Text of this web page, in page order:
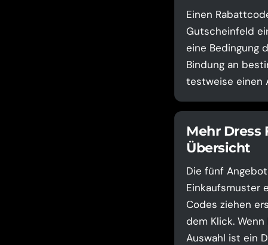
Einen
Gutscheinfeld
eine Bedingung
Bindung an
testweise einen
Mehr Dress
Übersicht
Die fünf
Einkaufsmuster
Codes ziehen
dem Klick.
Auswahl ist ein